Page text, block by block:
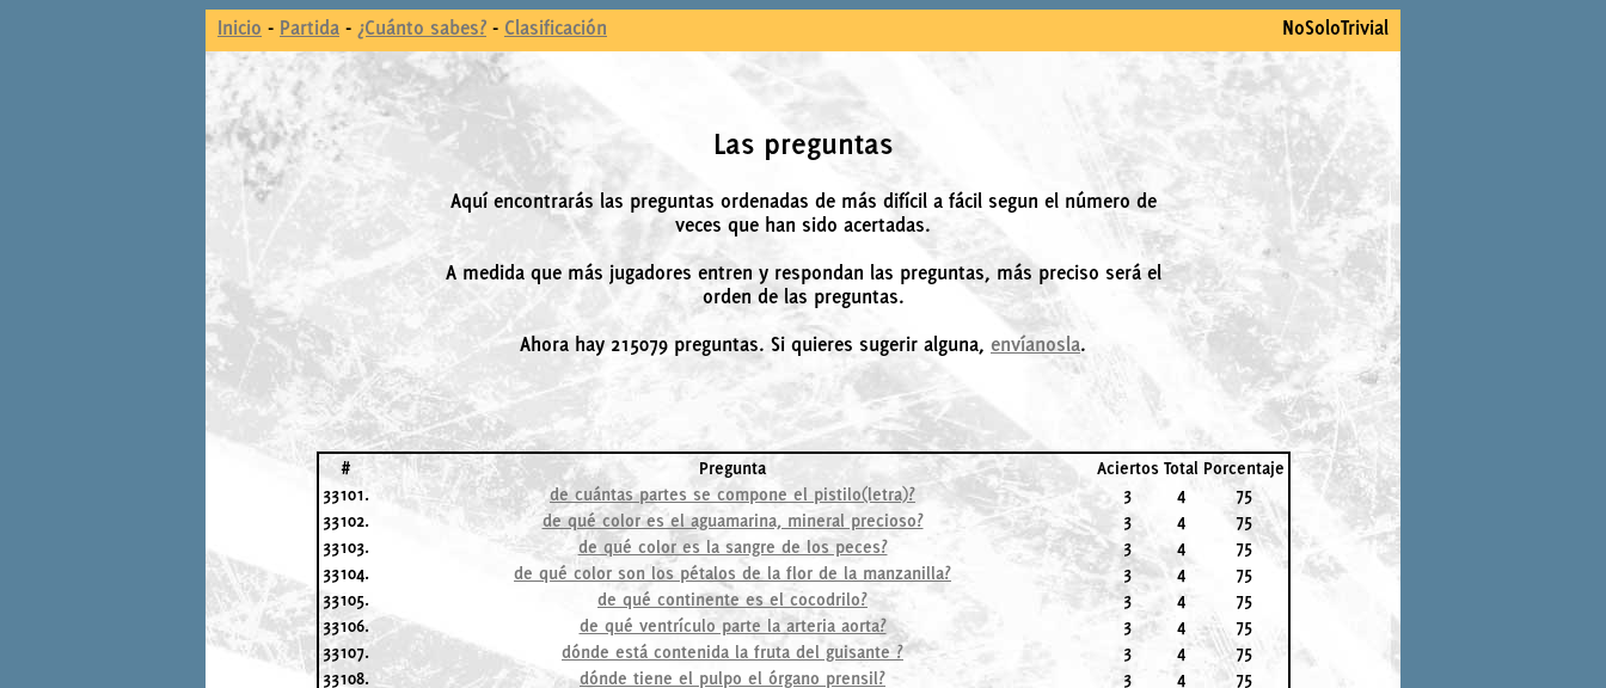
Inicio - Partida - ¿Cuánto sabes? - Clasificación NoSoloTrivial
Las preguntas
Aquí encontrarás las preguntas ordenadas de más difícil a fácil segun el número de
veces que han sido acertadas.
A medida que más jugadores entren y respondan las preguntas, más preciso será el
orden de las preguntas.
Ahora hay 215079 preguntas. Si quieres sugerir alguna, envíanosla.
# Pregunta Aciertos Total Porcentaje
33101.
de cuántas partes se compone el pistilo(letra)? 3 4
75
33102.
de qué color es el aguamarina, mineral precioso? 3 4
75
33103.
de qué color es la sangre de los peces? 3 4
75
33104.
de qué color son los pétalos de la flor de la manzanilla? 3 4
75
33105.
de qué continente es el cocodrilo? 3 4
75
33106.
de qué ventrículo parte la arteria aorta? 3 4
75
33107.
dónde está contenida la fruta del guisante ? 3 4
75
33108.
dónde tiene el pulpo el órgano prensil? 3 4
75